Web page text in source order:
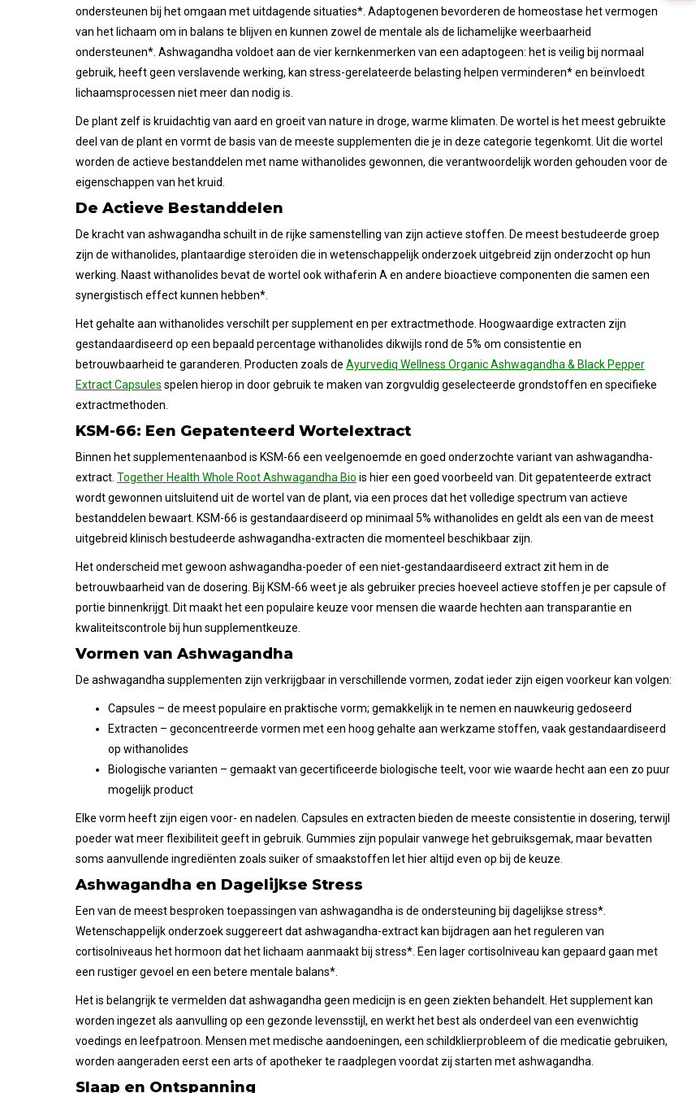
ondersteunen bij het omgaan met uitdagende situaties*. Adaptogenen bevorderen de homeostase het vermogen
van het lichaam om in balans te blijven en kunnen zowel de mentale als de lichamelijke weerbaarheid
ondersteunen*. Ashwagandha voldoet aan de vier kernkenmerken van een adaptogeen: het is veilig bij normaal
gebruik, heeft geen verslavende werking, kan stress-gerelateerde belasting helpen verminderen* en beïnvloedt
lichaamsprocessen niet meer dan nodig is.
De plant zelf is kruidachtig van aard en groeit van nature in droge, warme klimaten. De wortel is het meest gebruikte
deel van de plant en vormt de basis van de meeste supplementen die je in deze categorie tegenkomt. Uit die wortel
worden de actieve bestanddelen met name withanolides gewonnen, die verantwoordelijk worden gehouden voor de
eigenschappen van het kruid.
De Actieve Bestanddelen
De kracht van ashwagandha schuilt in de rijke samenstelling van zijn actieve stoffen. De meest bestudeerde groep
zijn de withanolides, plantaardige steroïden die in wetenschappelijk onderzoek uitgebreid zijn onderzocht op hun
werking. Naast withanolides bevat de wortel ook withaferin A en andere bioactieve componenten die samen een
synergistisch effect kunnen hebben*.
Het gehalte aan withanolides verschilt per supplement en per extractmethode. Hoogwaardige extracten zijn
gestandaardiseerd op een bepaald percentage withanolides dikwijls rond de 5% om consistentie en
betrouwbaarheid te garanderen. Producten zoals de Ayurvediq Wellness Organic Ashwagandha & Black Pepper
Extract Capsules spelen hierop in door gebruik te maken van zorgvuldig geselecteerde grondstoffen en specifieke
extractmethoden.
KSM-66: Een Gepatenteerd Wortelextract
Binnen het supplementenaanbod is KSM-66 een veelgenoemde en goed onderzochte variant van ashwagandha-
extract. Together Health Whole Root Ashwagandha Bio is hier een goed voorbeeld van. Dit gepatenteerde extract
wordt gewonnen uitsluitend uit de wortel van de plant, via een proces dat het volledige spectrum van actieve
bestanddelen bewaart. KSM-66 is gestandaardiseerd op minimaal 5% withanolides en geldt als een van de meest
uitgebreid klinisch bestudeerde ashwagandha-extracten die momenteel beschikbaar zijn.
Het onderscheid met gewoon ashwagandha-poeder of een niet-gestandaardiseerd extract zit hem in de
betrouwbaarheid van de dosering. Bij KSM-66 weet je als gebruiker precies hoeveel actieve stoffen je per capsule of
portie binnenkrijgt. Dit maakt het een populaire keuze voor mensen die waarde hechten aan transparantie en
kwaliteitscontrole bij hun supplementkeuze.
Vormen van Ashwagandha
De ashwagandha supplementen zijn verkrijgbaar in verschillende vormen, zodat ieder zijn eigen voorkeur kan volgen:
Capsules – de meest populaire en praktische vorm; gemakkelijk in te nemen en nauwkeurig gedoseerd
Extracten – geconcentreerde vormen met een hoog gehalte aan werkzame stoffen, vaak gestandaardiseerd
op withanolides
Biologische varianten – gemaakt van gecertificeerde biologische teelt, voor wie waarde hecht aan een zo puur
mogelijk product
Elke vorm heeft zijn eigen voor- en nadelen. Capsules en extracten bieden de meeste consistentie in dosering, terwijl
poeder wat meer flexibiliteit geeft in gebruik. Gummies zijn populair vanwege het gebruiksgemak, maar bevatten
soms aanvullende ingrediënten zoals suiker of smaakstoffen let hier altijd even op bij de keuze.
Ashwagandha en Dagelijkse Stress
Een van de meest besproken toepassingen van ashwagandha is de ondersteuning bij dagelijkse stress*.
Wetenschappelijk onderzoek suggereert dat ashwagandha-extract kan bijdragen aan het reguleren van
cortisolniveaus het hormoon dat het lichaam aanmaakt bij stress*. Een lager cortisolniveau kan gepaard gaan met
een rustiger gevoel en een betere mentale balans*.
Het is belangrijk te vermelden dat ashwagandha geen medicijn is en geen ziekten behandelt. Het supplement kan
worden ingezet als aanvulling op een gezonde levensstijl, en werkt het best als onderdeel van een evenwichtig
voedings en leefpatroon. Mensen met medische aandoeningen, een schildklierprobleem of die medicatie gebruiken,
worden aangeraden eerst een arts of apotheker te raadplegen voordat zij starten met ashwagandha.
Slaap en Ontspanning